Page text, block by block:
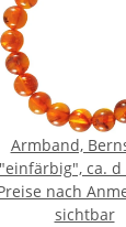
Armband,
"einfärbig", ca. d
10 cm
nach
sichtbar